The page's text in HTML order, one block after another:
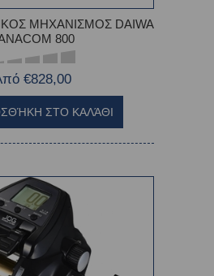
ΜΗΧΑΝΙΣΜΟΣ DAIWA
800
€828,00